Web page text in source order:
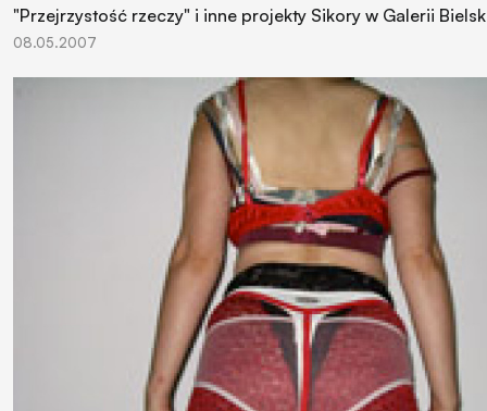
"Przejrzystość rzeczy" i inne projekty Sikory w Galerii
08.05.2007